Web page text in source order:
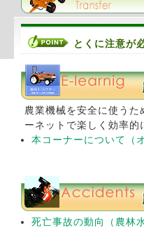
とくに注意が
農業機械を安全に使うた
ーネットで楽しく効率的
本コーナーについて（
死亡事故の動向（農林